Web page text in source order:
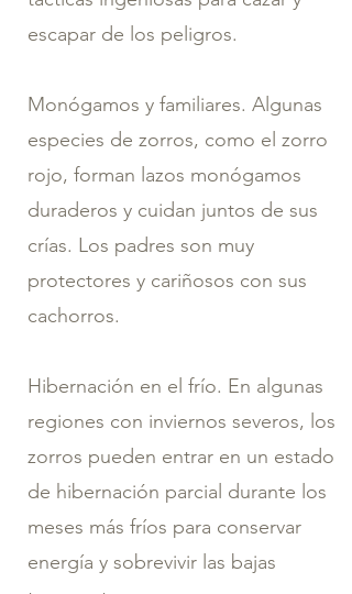
escapar de los peligros.
Monógamos y familiares. Algunas
especies de zorros, como el zorro
rojo, forman lazos monógamos
duraderos y cuidan juntos de sus
crías. Los padres son muy
protectores y cariñosos con sus
cachorros.
Hibernación en el frío. En algunas
regiones con inviernos severos, los
zorros pueden entrar en un estado
de hibernación parcial durante los
meses más fríos para conservar
energía y sobrevivir las bajas